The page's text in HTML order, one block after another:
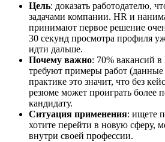
Цель: доказать работодателю,
задачами компании. HR и
принимают первое решение
30 секунд просмотра профиля
идти дальше.
Почему важно: 70% вакансий
требуют примеры работ
практике это значит, что без
резюме может проиграть более
кандидату.
Ситуация применения: ищете
хотите перейти в новую сферу,
внутри своей профессии.